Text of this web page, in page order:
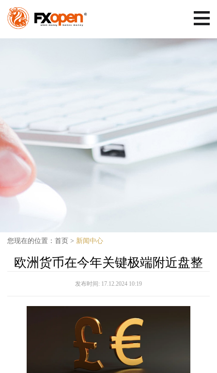
您现在的位置： 首页 > 新闻中心
欧洲货币在今年关键极端附近盘整
发布时间: 17.12.2024 10:19